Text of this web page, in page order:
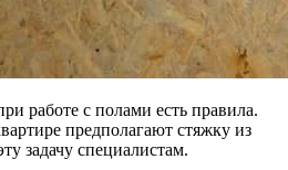
работе с полами есть правила.
предполагают стяжку из
задачу специалистам.